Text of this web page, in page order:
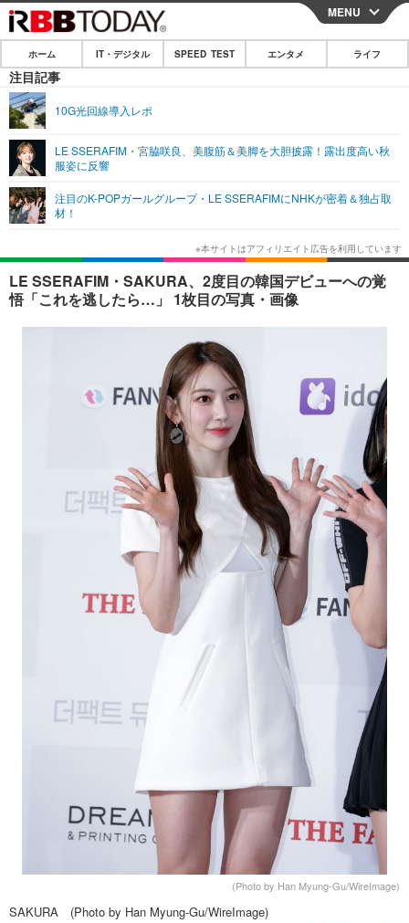
CLOSE
ホーム
IT・デジタル
ネタ
ショッピング その他
SPEED TEST
エンタメ
エンタメTOP
韓国・芸能
音楽 スポーツ
ライフ
ライフTOP グルメ
ペット ショッピング
その他
リリース一覧
プッシュ通知の停止方法
MENU
ホーム IT・デジタル SPEED TEST エンタメ ライフ
注目記事
10G光回線導入レポ
LE SSERAFIM・宮脇咲良、美腹筋＆美脚を大胆披露！露出度高い秋
服姿に反響
注目のK-POPガールグループ・LE SSERAFIMにNHKが密着＆独占取
材！
LE SSERAFIM・SAKURA、2度目の韓国デビューへの覚
悟「これを逃したら…」 1枚目の写真・画像
(Photo by Han Myung-Gu/WireImage)
SAKURA (Photo by Han Myung-Gu/WireImage)